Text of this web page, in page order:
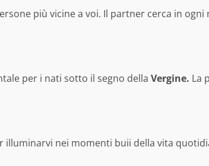
più vicine a voi. Il partner cerca in ogni
per i nati sotto il segno della Vergine. La
illuminarvi nei momenti buii della vita